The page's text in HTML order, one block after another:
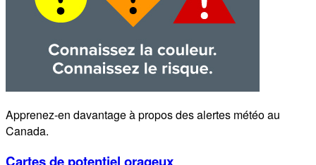
Apprenez-en davantage à propos des alertes météo au
Canada.
Cartes de potentiel orageux